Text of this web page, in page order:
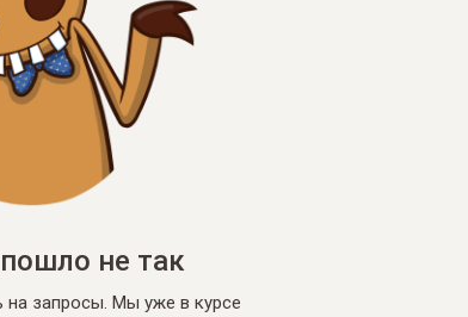
не так
на запросы. Мы уже в курсе